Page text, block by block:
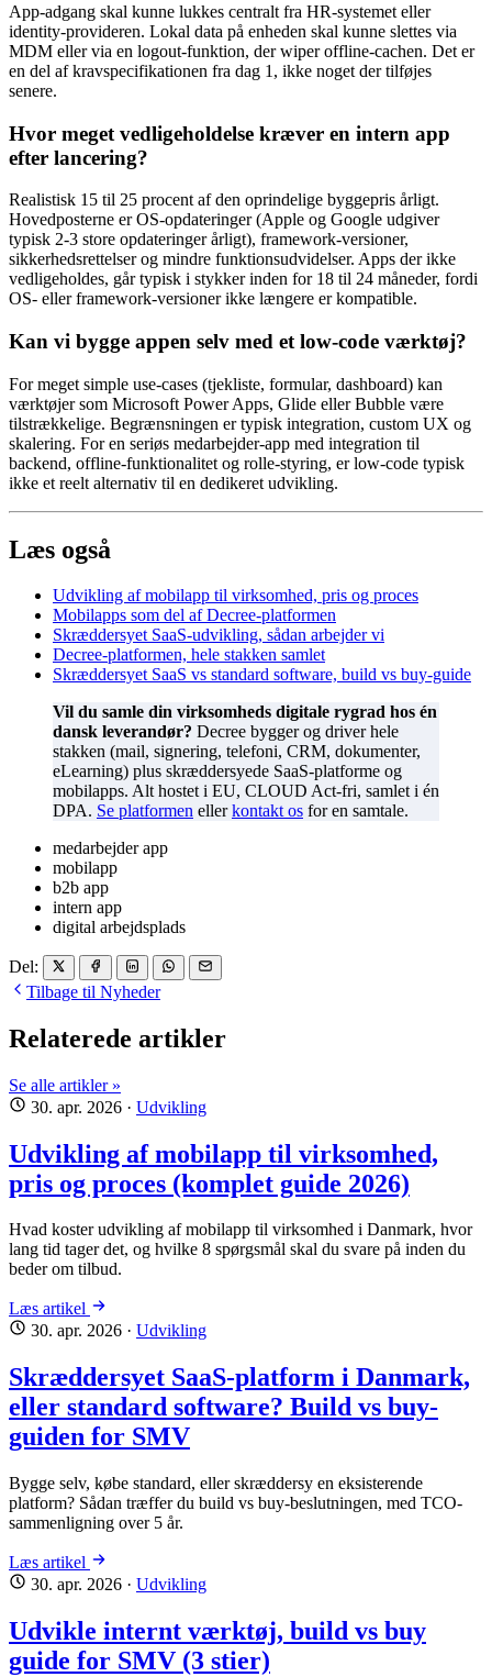
App-adgang skal kunne lukkes centralt fra HR-systemet eller
identity-provideren. Lokal data på enheden skal kunne slettes via
MDM eller via en logout-funktion, der wiper offline-cachen. Det er
en del af kravspecifikationen fra dag 1, ikke noget der tilføjes
senere.
Hvor meget vedligeholdelse kræver en intern app
efter lancering?
Realistisk 15 til 25 procent af den oprindelige byggepris årligt.
Hovedposterne er OS-opdateringer (Apple og Google udgiver
typisk 2-3 store opdateringer årligt), framework-versioner,
sikkerhedsrettelser og mindre funktionsudvidelser. Apps der ikke
vedligeholdes, går typisk i stykker inden for 18 til 24 måneder, fordi
OS- eller framework-versioner ikke længere er kompatible.
Kan vi bygge appen selv med et low-code værktøj?
For meget simple use-cases (tjekliste, formular, dashboard) kan
værktøjer som Microsoft Power Apps, Glide eller Bubble være
tilstrækkelige. Begrænsningen er typisk integration, custom UX og
skalering. For en seriøs medarbejder-app med integration til
backend, offline-funktionalitet og rolle-styring, er low-code typisk
ikke et reelt alternativ til en dedikeret udvikling.
Læs også
Udvikling af mobilapp til virksomhed, pris og proces
Mobilapps som del af Decree-platformen
Skræddersyet SaaS-udvikling, sådan arbejder vi
Decree-platformen, hele stakken samlet
Skræddersyet SaaS vs standard software, build vs buy-guide
Vil du samle din virksomheds digitale rygrad hos én
dansk leverandør? Decree bygger og driver hele
stakken (mail, signering, telefoni, CRM, dokumenter,
eLearning) plus skræddersyede SaaS-platforme og
mobilapps. Alt hostet i EU, CLOUD Act-fri, samlet i én
DPA. Se platformen ellerkontakt os for en samtale.
medarbejder app
mobilapp
b2b app
intern app
digital arbejdsplads
Del:
Tilbage til Nyheder
Relaterede artikler
Se alle artikler »
30. apr. 2026 · Udvikling
Udvikling af mobilapp til virksomhed,
pris og proces (komplet guide 2026)
Hvad koster udvikling af mobilapp til virksomhed i Danmark, hvor
lang tid tager det, og hvilke 8 spørgsmål skal du svare på inden du
beder om tilbud.
Læs artikel
30. apr. 2026 · Udvikling
Skræddersyet SaaS-platform i Danmark,
eller standard software? Build vs buy-
guiden for SMV
Bygge selv, købe standard, eller skræddersy en eksisterende
platform? Sådan træffer du build vs buy-beslutningen, med TCO-
sammenligning over 5 år.
Læs artikel
30. apr. 2026 · Udvikling
Udvikle internt værktøj, build vs buy
guide for SMV (3 stier)